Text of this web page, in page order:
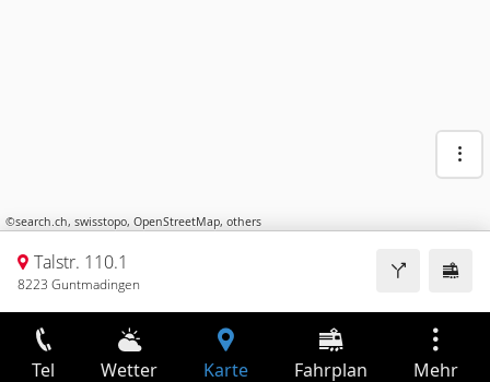
©search.ch, swisstopo, OpenStreetMap, others
Talstr. 110.1
8223 Guntmadingen
Tel Wetter Karte Fahrplan Mehr